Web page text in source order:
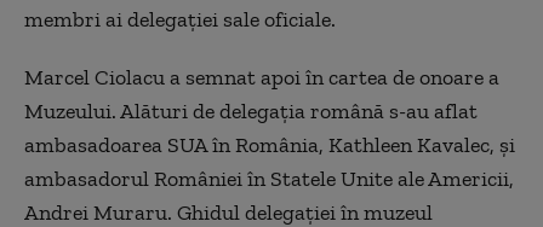
membri ai delegaţiei sale oficiale.
Marcel Ciolacu a semnat apoi în cartea de onoare a
Muzeului. Alături de delegaţia română s-au aflat
ambasadoarea SUA în România, Kathleen Kavalec, şi
ambasadorul României în Statele Unite ale Americii,
Andrei Muraru. Ghidul delegaţiei în muzeul